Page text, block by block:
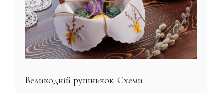
Великодній рушничок. Схеми